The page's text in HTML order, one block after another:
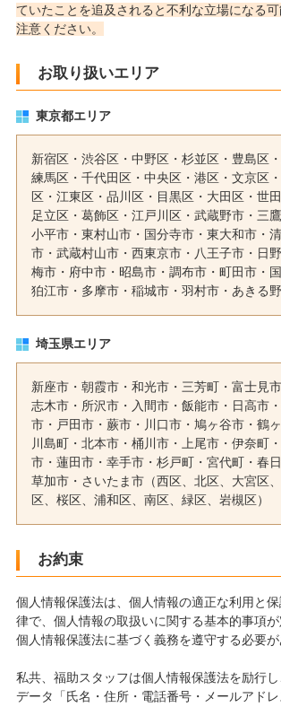
ていたことを追及されると不利な立場になる
注意ください。
お取り扱いエリア
東京都エリア
新宿区・ 渋谷区・ 中野区・ 杉並区・ 豊島区・
練馬区・ 千代田区・ 中央区・ 港区・ 文京区・
区・ 江東区・ 品川区・ 目黒区・ 大田区・ 世
足立区・ 葛飾区・ 江戸川区・ 武蔵野市・ 三
小平市・ 東村山市・ 国分寺市・ 東大和市・
市・ 武蔵村山市・ 西東京市・ 八王子市・ 日
梅市・ 府中市・ 昭島市・ 調布市・ 町田市・
狛江市・ 多摩市・ 稲城市・ 羽村市・ あきる
埼玉県エリア
新座市・ 朝霞市・ 和光市・ 三芳町・富士見
志木市・ 所沢市・ 入間市・飯能市・日高市・
市・戸田市・蕨市・川口市・鳩ヶ谷市・鶴
川島町・北本市・桶川市・上尾市・伊奈町
市・蓮田市・幸手市・杉戸町・宮代町・春
草加市・さいたま市（西区、北区、大宮区
区、桜区、浦和区、南区、緑区、岩槻区）
お約束
個人情報保護法は、個人情報の適正な利用と
律で、個人情報の取扱いに関する基本的事項が
個人情報保護法に基づく義務を遵守する必要が
私共、福助スタッフは個人情報保護法を励行
データ「氏名・住所・電話番号・メールアド